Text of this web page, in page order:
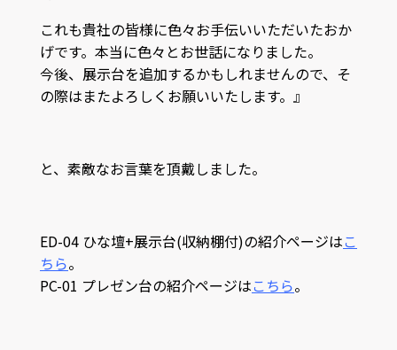
これも貴社の皆様に色々お手伝いいただいたおか
げです。本当に色々とお世話になりました。
今後、展示台を追加するかもしれませんので、そ
の際はまたよろしくお願いいたします。』
と、素敵なお言葉を頂戴しました。
ED-04 ひな壇+展示台(収納棚付)の紹介ページはこ
ちら。
PC-01 プレゼン台の紹介ページはこちら。